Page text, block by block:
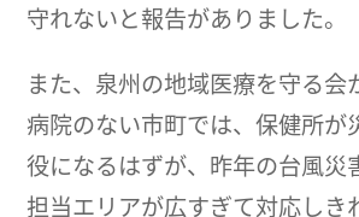
守れないと報告がありました。
また、泉州の地域医療を守る会
病院のない市町では、保健所が
役になるはずが、昨年の台風災
担当エリアが広すぎて対応しき